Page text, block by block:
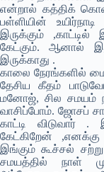
என்றால் கத்திக்
பள்ளியின்
இருக்கும் ,காட்டில்
கேட்கும். ஆனால்
இருக்காது .
காலை நேரங்களில்
தேசிய கீதம்
மனோஜ், சில சமயம்
வாசிப்போம். ஜோசப்
காட்டி
கேட்கிறேன்
இங்கும் கூச்சல்
சமயத்தில் நாள்